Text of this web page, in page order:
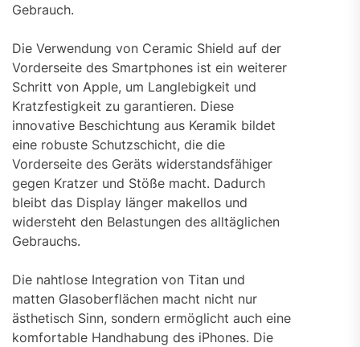
Gebrauch.
Die Verwendung von Ceramic Shield auf der
Vorderseite des Smartphones ist ein weiterer
Schritt von Apple, um Langlebigkeit und
Kratzfestigkeit zu garantieren. Diese
innovative Beschichtung aus Keramik bildet
eine robuste Schutzschicht, die die
Vorderseite des Geräts widerstandsfähiger
gegen Kratzer und Stöße macht. Dadurch
bleibt das Display länger makellos und
widersteht den Belastungen des alltäglichen
Gebrauchs.
Die nahtlose Integration von Titan und
matten Glasoberflächen macht nicht nur
ästhetisch Sinn, sondern ermöglicht auch eine
komfortable Handhabung des iPhones. Die